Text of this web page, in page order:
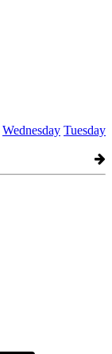
Wednesday Tuesday